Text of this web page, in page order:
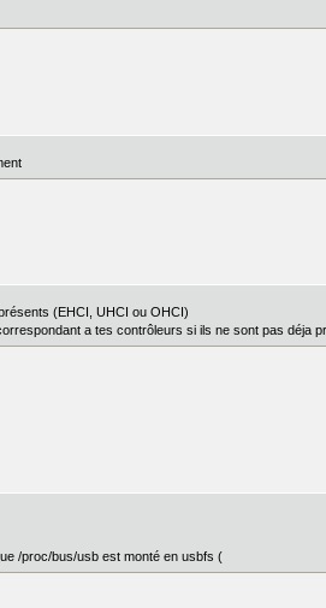
(EHCI, UHCI ou OHCI)
a tes contrôleurs si ils ne sont pas déja
/proc/bus/usb est monté en usbfs (